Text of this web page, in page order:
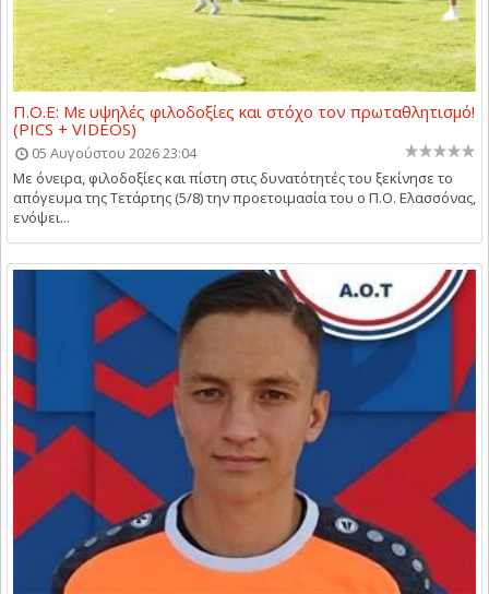
Π.Ο.Ε: Με υψηλές φιλοδοξίες και στόχο τον πρωταθλητισμό!
(PICS + VIDEOS)
05 Αυγούστου 2026 23:04
Με όνειρα, φιλοδοξίες και πίστη στις δυνατότητές του ξεκίνησε το
απόγευμα της Τετάρτης (5/8) την προετοιμασία του ο Π.Ο. Ελασσόνας,
ενόψει...